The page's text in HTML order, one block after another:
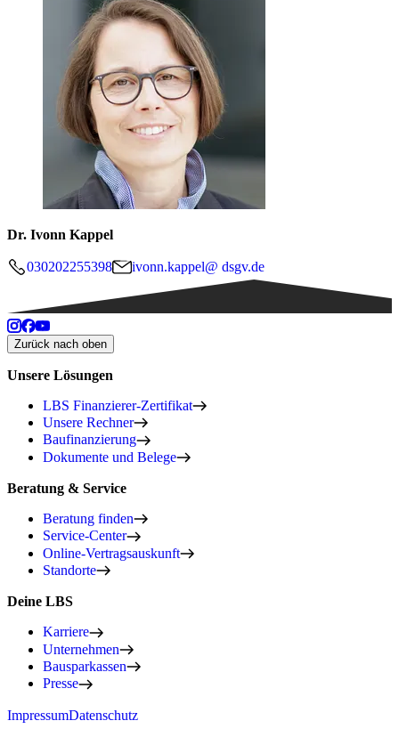
Dr. Ivonn Kappel
030202255398 ivonn.kappel@ dsgv.de
Zurück nach oben
Unsere Lösungen
LBS Finanzierer-Zertifikat
Unsere Rechner
Baufinanzierung
Dokumente und Belege
Beratung & Service
Beratung finden
Service-Center
Online-Vertragsauskunft
Standorte
Deine LBS
Karriere
Unternehmen
Bausparkassen
Presse
ImpressumDatenschutz